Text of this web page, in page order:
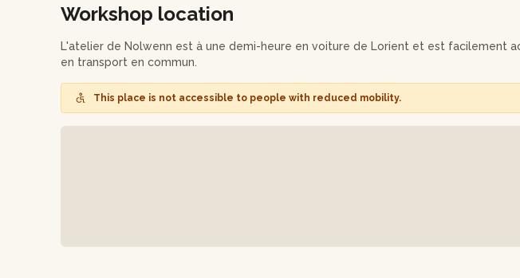
fuseaux pour obtenir l'effet voulu.
Au terme de cet atelier, vous arborerez fièrement votre nouveau pendentif en fil
entièrement réalisé par vos soins.
Workshop location
L'atelier de Nolwenn est à une demi-heure en voiture de Lorient et est facilement
en transport en commun.
This place is not accessible to people with reduced mobility.